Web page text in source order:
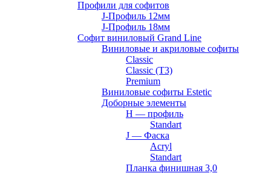
Профили для софитов
J-Профиль 12мм
J-Профиль 18мм
Софит виниловый Grand Line
Виниловые и акриловые софиты
Classic
Classic (T3)
Premium
Виниловые софиты Estetic
Доборные элементы
H — профиль
Standart
J — Фаска
Acryl
Standart
Планка финишная 3,0